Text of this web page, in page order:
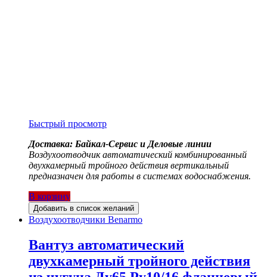
Быстрый просмотр
Доставка: Байкал-Сервис и Деловые линии
Воздухоотводчик автоматический комбинированный
двухкамерный тройного действия вертикальный
предназначен для работы в системах водоснабжения.
В корзину
Добавить в список желаний
Воздухоотводчики Benarmo
Вантуз автоматический
двухкамерный тройного действия